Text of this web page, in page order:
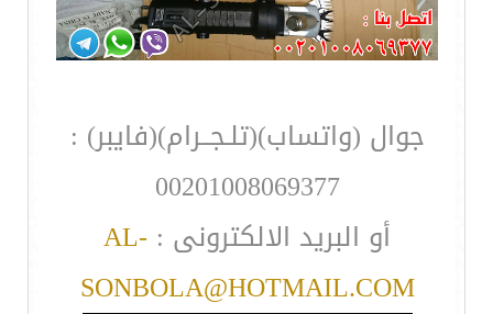
جوال (واتساب)(تلـجــرام)(فايبر) :
00201008069377
أو البريد الالكترونى : AL-
SONBOLA@HOTMAIL.COM